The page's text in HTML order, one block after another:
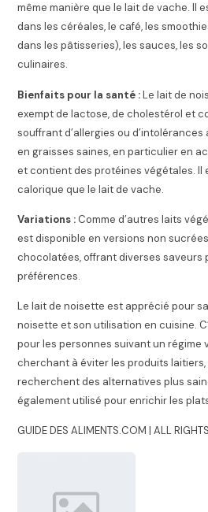
même manière que le lait de vache. Il
dans les céréales, le café, les
dans les pâtisseries), les sauces, les
culinaires.
Bienfaits pour la santé :Le lait de
exempt de lactose, de cholestérol et
souffrant d’allergies ou
en graisses saines, en particulier en
et contient des protéines végétales. Il
calorique que le lait de vache.
Variations : Comme d’autres laits
est disponible en versions non
chocolatées, offrant diverses saveurs
préférences.
Le lait de noisette est apprécié pour
noisette et son utilisation en cuisine.
pour les personnes suivant un régime
cherchant à éviter les produits laitiers,
recherchent des alternatives plus
également utilisé pour enrichir les
GUIDE DES ALIMENTS.COM | ALL